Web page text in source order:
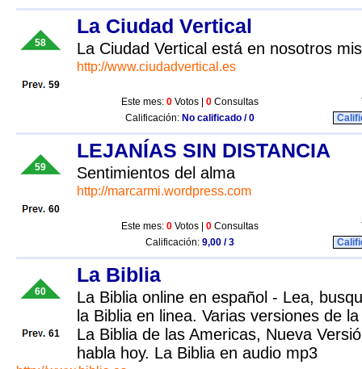
58
59
La Ciudad Vertical
La Ciudad Vertical está en nosotros
http://www.ciudadvertical.es
Este mes: 0 Votos | 0 Consultas
Calificación: No calificado / 0
59
60
LEJANÍAS SIN DISTANCIA
Sentimientos del alma
http://marcarmi.wordpress.com
Este mes: 0 Votos | 0 Consultas
Calificación: 9,00 / 3
60
61
La Biblia
La Biblia online en español - Lea,
la Biblia en linea. Varias versiones de
La Biblia de las Americas, Nueva
habla hoy. La Biblia en audio mp3